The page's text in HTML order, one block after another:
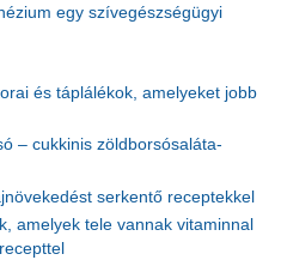
egy szívegészségügyi
és táplálékok, amelyeket jobb
– cukkinis zöldborsósaláta-
serkentő receptekkel
amelyek tele vannak vitaminnal